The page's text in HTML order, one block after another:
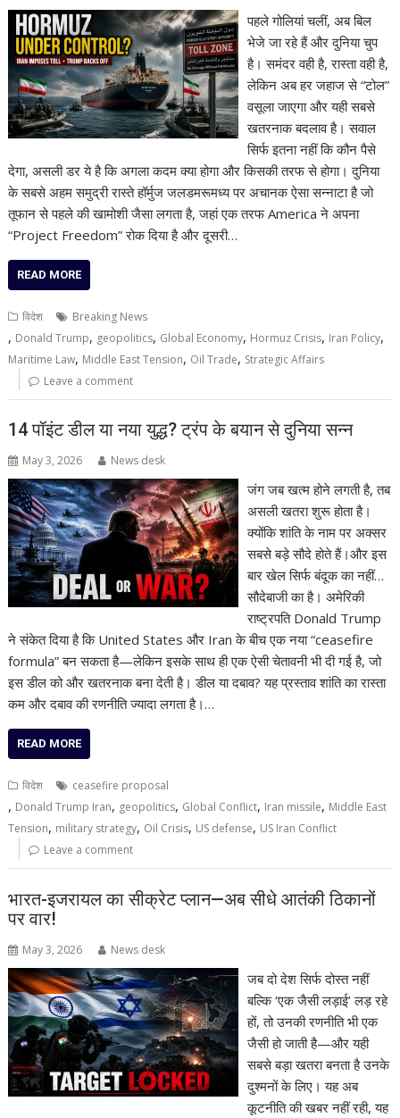
पहले गोलियां चलीं, अब बिल
भेजे जा रहे हैं और दुनिया चुप
है। समंदर वही है, रास्ता वही है,
लेकिन अब हर जहाज से “टोल”
वसूला जाएगा और यही सबसे
खतरनाक बदलाव है। सवाल
सिर्फ इतना नहीं कि कौन पैसे
देगा, असली डर ये है कि अगला कदम क्या होगा और किसकी तरफ से होगा। दुनिया
के सबसे अहम समुद्री रास्ते हॉर्मुज जलडमरूमध्य पर अचानक ऐसा सन्नाटा है जो
तूफान से पहले की खामोशी जैसा लगता है, जहां एक तरफ America ने अपना
“Project Freedom” रोक दिया है और दूसरी…
READ MORE
विदेश Breaking News
, Donald Trump, geopolitics, Global Economy, Hormuz Crisis, Iran Policy,
Maritime Law, Middle East Tension, Oil Trade, Strategic Affairs
Leave a comment
14 पॉइंट डील या नया युद्ध? ट्रंप के बयान से दुनिया सन्न
May 3, 2026 News desk
जंग जब खत्म होने लगती है, तब
असली खतरा शुरू होता है।
क्योंकि शांति के नाम पर अक्सर
सबसे बड़े सौदे होते हैं।और इस
बार खेल सिर्फ बंदूक का नहीं…
सौदेबाजी का है। अमेरिकी
राष्ट्रपति Donald Trump
ने संकेत दिया है कि United States और Iran के बीच एक नया “ceasefire
formula” बन सकता है—लेकिन इसके साथ ही एक ऐसी चेतावनी भी दी गई है, जो
इस डील को और खतरनाक बना देती है। डील या दबाव? यह प्रस्ताव शांति का रास्ता
कम और दबाव की रणनीति ज्यादा लगता है।…
READ MORE
विदेश ceasefire proposal
, Donald Trump Iran, geopolitics, Global Conflict, Iran missile, Middle East
Tension, military strategy, Oil Crisis, US defense, US Iran Conflict
Leave a comment
भारत-इजरायल का सीक्रेट प्लान—अब सीधे आतंकी ठिकानों
पर वार!
May 3, 2026 News desk
जब दो देश सिर्फ दोस्त नहीं
बल्कि ‘एक जैसी लड़ाई’ लड़ रहे
हों, तो उनकी रणनीति भी एक
जैसी हो जाती है—और यही
सबसे बड़ा खतरा बनता है उनके
दुश्मनों के लिए। यह अब
कूटनीति की खबर नहीं रही, यह